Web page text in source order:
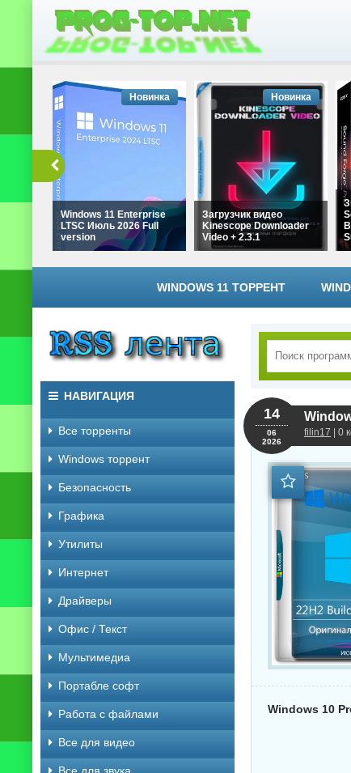
Windows 11 Enterprise
LTSC Июль 2026 Full
version
Новинка
Загрузчик видео
Kinescope Downloader
Video + 2.3.1
Новинка
WINDOWS 11 ТОРРЕНТ
filin17 | 0
14
06
2026
Windows 10
НАВИГАЦИЯ
Все торренты
Windows торрент
Безопасность
Графика
Утилиты
Интернет
Драйверы
Офис / Текст
Мультимедиа
Портабле софт
Работа с файлами
Все для видео